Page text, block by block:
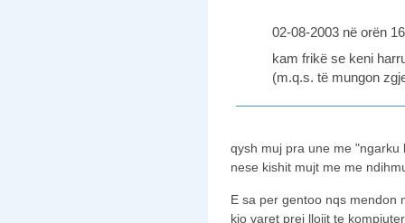
02-08-2003 në orën
kam frikë se keni
(m.q.s. të mungon
qysh muj pra une me "ngarku
nese kishit mujt me me
E sa per gentoo nqs mendon
kjo varet prej llojit te